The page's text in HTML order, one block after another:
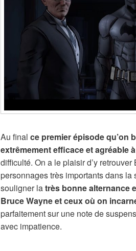
Au final ce premier épisode qu’on
extrêmement efficace et agréable
difficulté. On a le plaisir d’y
personnages très importants dans
souligner latrès bonne alternance
Bruce Wayne et ceux où on
parfaitement sur une note de
avec impatience.